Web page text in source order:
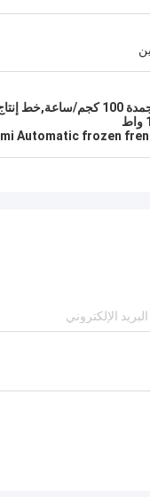
خط إنتاج البطاطا المقلية
Automatic frozen